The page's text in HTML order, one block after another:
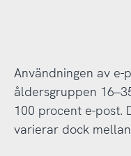
Användningen av
åldersgruppen
100 procent e-post.
varierar dock